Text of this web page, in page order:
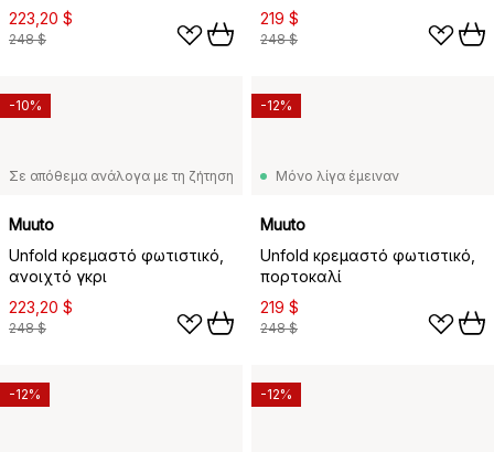
223,20 $
248 $
219 $
248 $
Σε απόθεμα ανάλογα με τη ζήτηση
Muuto
Unfold κρεμαστό φωτιστικό,
ανοιχτό γκρι
223,20 $
248 $
-10%
Μόνο λίγα έμειναν
Muuto
Unfold κρεμαστό φωτιστικό,
πορτοκαλί
219 $
248 $
-12%
-12% -12%